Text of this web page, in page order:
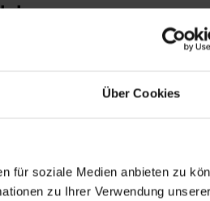
Über Cookies
für soziale Medien anbieten zu
zu Ihrer Verwendung unserer